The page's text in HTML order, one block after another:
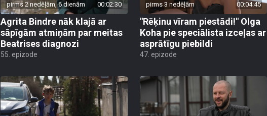
pirms 2 nedēļām, 6 dienām 00:02:30
Agrita Bindre nāk klajā ar
sāpīgām atmiņām par meitas
Beatrises diagnozi
55. epizode
pirms 3 nedēļām 00:04:45
"Rēķinu vīram piestādi!" Olga
Koha pie speciālista izceļas ar
asprātīgu piebildi
47. epizode